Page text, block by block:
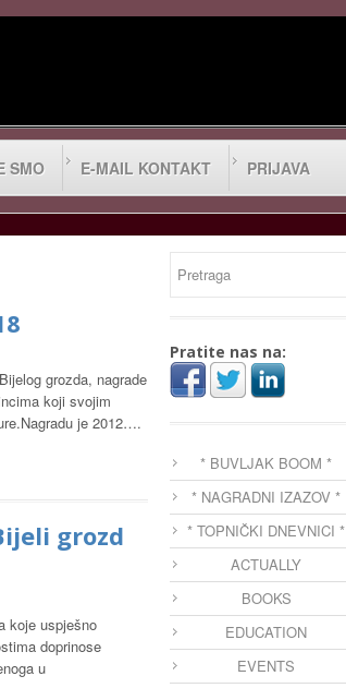
SMO E-MAIL KONTAKT PRIJAVA
grozda, nagrade
koji svojim
je 2012….
grozd
koje uspješno
doprinose
u
Pratite nas na:
* BUVLJAK BOOM *
* NAGRADNI IZAZOV *
* TOPNIČKI DNEVNICI *
ACTUALLY
BOOKS
EDUCATION
EVENTS